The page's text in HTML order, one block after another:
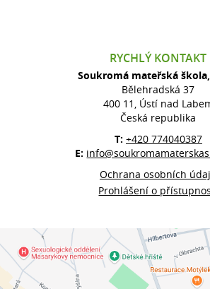
RYCHLÝ KONTAKT
Soukromá mateřská
Bělehradská 37
400 11, Ústí nad
Česká republika
T: +420 774040387
E:
Ochrana osobních
Prohlášení o